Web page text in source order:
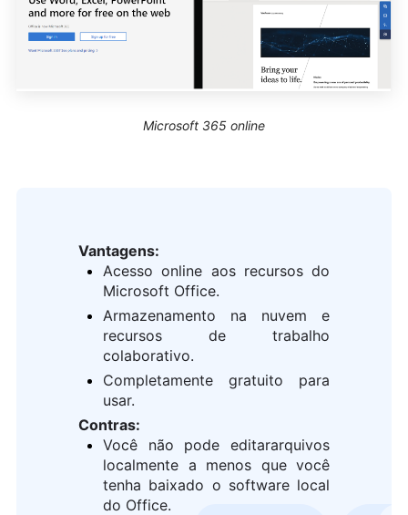
Microsoft 365 online
Vantagens:
Acesso online aos recursos do
Microsoft Office.
Armazenamento na nuvem e
recursos de trabalho
colaborativo.
Completamente gratuito para
usar.
Contras:
Você não pode editararquivos
localmente a menos que você
tenha baixado o software local
do Office.